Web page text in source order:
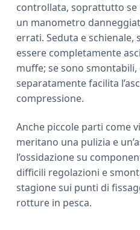
controllata, soprattutto
un manometro
errati. Seduta e
essere completamente
muffe; se sono
separatamente facilita
compressione.
Anche piccole parti come
meritano una pulizia e
l’ossidazione su
difficili regolazioni e
stagione sui punti di
rotture in pesca.